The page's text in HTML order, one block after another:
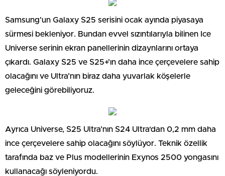
Samsung’un Galaxy S25 serisini ocak ayında piyasaya
sürmesi bekleniyor. Bundan evvel sızıntılarıyla bilinen Ice
Universe serinin ekran panellerinin dizaynlarını ortaya
çıkardı. Galaxy S25 ve S25+’ın daha ince çerçevelere sahip
olacağını ve Ultra’nın biraz daha yuvarlak köşelerle
geleceğini görebiliyoruz.
Ayrıca Universe, S25 Ultra’nın S24 Ultra‘dan 0,2 mm daha
ince çerçevelere sahip olacağını söylüyor. Teknik özellik
tarafında baz ve Plus modellerinin Exynos 2500 yongasını
kullanacağı söyleniyordu.